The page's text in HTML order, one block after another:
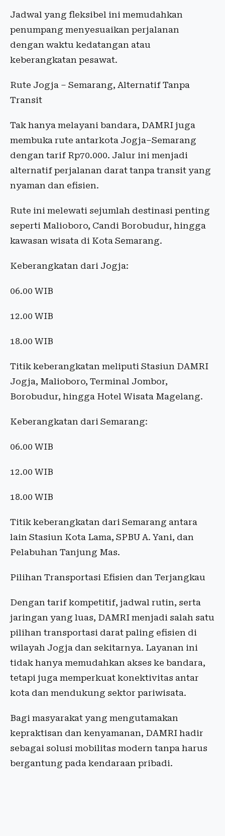
Jadwal yang fleksibel ini memudahkan
penumpang menyesuaikan perjalanan
dengan waktu kedatangan atau
keberangkatan pesawat.
Rute Jogja – Semarang, Alternatif Tanpa
Transit
Tak hanya melayani bandara, DAMRI juga
membuka rute antarkota Jogja–Semarang
dengan tarif Rp70.000. Jalur ini menjadi
alternatif perjalanan darat tanpa transit yang
nyaman dan efisien.
Rute ini melewati sejumlah destinasi penting
seperti Malioboro, Candi Borobudur, hingga
kawasan wisata di Kota Semarang.
Keberangkatan dari Jogja:
06.00 WIB
12.00 WIB
18.00 WIB
Titik keberangkatan meliputi Stasiun DAMRI
Jogja, Malioboro, Terminal Jombor,
Borobudur, hingga Hotel Wisata Magelang.
Keberangkatan dari Semarang:
06.00 WIB
12.00 WIB
18.00 WIB
Titik keberangkatan dari Semarang antara
lain Stasiun Kota Lama, SPBU A. Yani, dan
Pelabuhan Tanjung Mas.
Pilihan Transportasi Efisien dan Terjangkau
Dengan tarif kompetitif, jadwal rutin, serta
jaringan yang luas, DAMRI menjadi salah satu
pilihan transportasi darat paling efisien di
wilayah Jogja dan sekitarnya. Layanan ini
tidak hanya memudahkan akses ke bandara,
tetapi juga memperkuat konektivitas antar
kota dan mendukung sektor pariwisata.
Bagi masyarakat yang mengutamakan
kepraktisan dan kenyamanan, DAMRI hadir
sebagai solusi mobilitas modern tanpa harus
bergantung pada kendaraan pribadi.